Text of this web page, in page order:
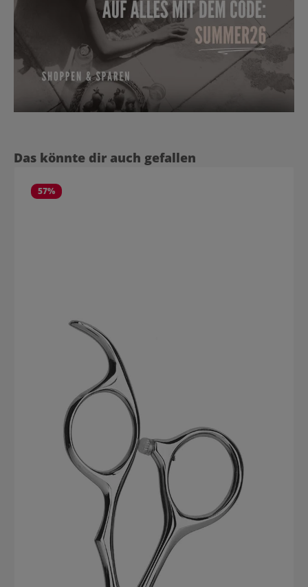
Produktgalerie überspringen
Das könnte dir auch gefallen
57%